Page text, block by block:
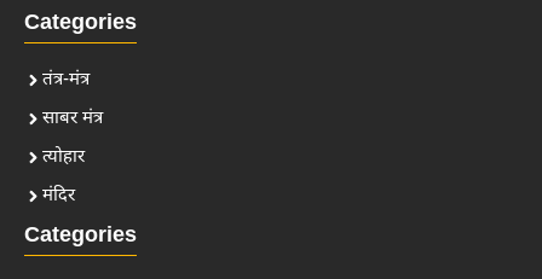
Categories
तंत्र-मंत्र
साबर मंत्र
त्योहार
मंदिर
Categories